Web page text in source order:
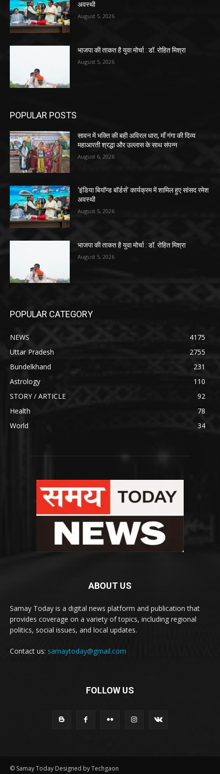
अवस्थी
August 5, 2026
भाजपा की ताकत है युवा मोर्चा : डॉ. रोहित मिश्रा
August 5, 2026
POPULAR POSTS
सावन में भक्ति की बही अविरल धारा, माँ गंगा की दिव्य
महाआरती श्रद्धा और उल्लास के साथ संपन्न
August 6, 2026
‘इंडिया बियॉन्ड बॉर्डर्स’ कार्यक्रम में शामिल हुए सांसद रमेश
अवस्थी
August 5, 2026
भाजपा की ताकत है युवा मोर्चा : डॉ. रोहित मिश्रा
August 5, 2026
POPULAR CATEGORY
NEWS
4175
Uttar Pradesh
2755
Bundelkhand
231
Astrology
110
STORY / ARTICLE
92
Health
78
World
34
ABOUT US
Samay Today is a digital news platform and publication that
provides coverage on a variety of topics, including regional
politics, social issues, and local updates.
Contact us: samaytoday@gmail.com
FOLLOW US
© Samay Today Designed by Techgaon